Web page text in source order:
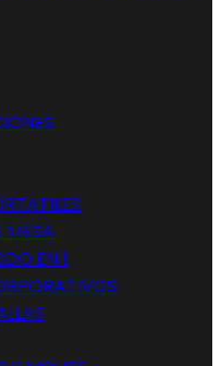
EN 1